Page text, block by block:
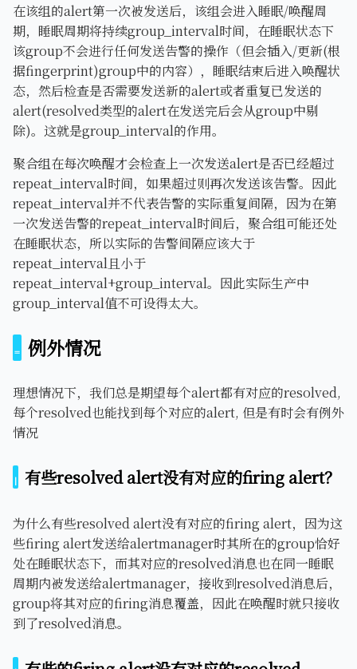
在该组的alert第一次被发送后，该组会进入睡眠/唤醒周
期，睡眠周期将持续group_interval时间，在睡眠状态下
该group不会进行任何发送告警的操作（但会插入/更新(根
据fingerprint)group中的内容），睡眠结束后进入唤醒状
态，然后检查是否需要发送新的alert或者重复已发送的
alert(resolved类型的alert在发送完后会从group中剔
除)。这就是group_interval的作用。
聚合组在每次唤醒才会检查上一次发送alert是否已经超过
repeat_interval时间，如果超过则再次发送该告警。因此
repeat_interval并不代表告警的实际重复间隔，因为在第
一次发送告警的repeat_interval时间后，聚合组可能还处
在睡眠状态，所以实际的告警间隔应该大于
repeat_interval且小于
repeat_interval+group_interval。因此实际生产中
group_interval值不可设得太大。
例外情况
理想情况下，我们总是期望每个alert都有对应的resolved,
每个resolved也能找到每个对应的alert, 但是有时会有例外
情况
有些resolved alert没有对应的firing alert？
为什么有些resolved alert没有对应的firing alert，因为这
些firing alert发送给alertmanager时其所在的group恰好
处在睡眠状态下，而其对应的resolved消息也在同一睡眠
周期内被发送给alertmanager，接收到resolved消息后，
group将其对应的firing消息覆盖，因此在唤醒时就只接收
到了resolved消息。